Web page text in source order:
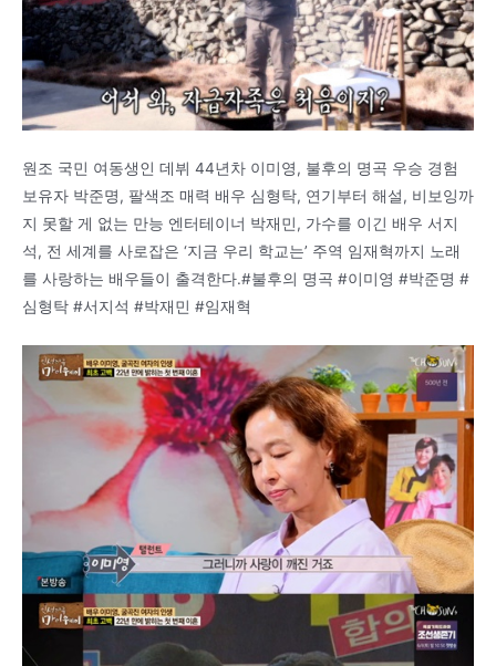
원조 국민 여동생인 데뷔 44년차 이미영, 불후의 명곡 우승 경험
보유자 박준명, 팔색조 매력 배우 심형탁, 연기부터 해설, 비보잉까
지 못할 게 없는 만능 엔터테이너 박재민, 가수를 이긴 배우 서지
석, 전 세계를 사로잡은 ‘지금 우리 학교는’ 주역 임재혁까지 노래
를 사랑하는 배우들이 출격한다.#불후의 명곡 #이미영 #박준명 #
심형탁 #서지석 #박재민 #임재혁